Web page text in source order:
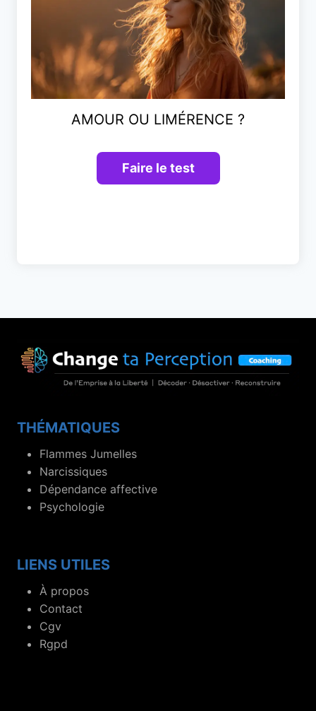
AMOUR OU LIMÉRENCE ?
THÉMATIQUES
Flammes Jumelles
Narcissiques
Dépendance affective
Psychologie
LIENS UTILES
À propos
Contact
Cgv
Rgpd